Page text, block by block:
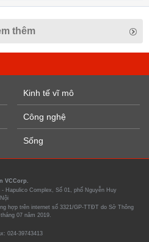
thêm
Kinh tế vĩ mô
Công nghệ
Sống
VCCorp.
Hapulico Complex, Số 01, phố Nguyễn Huy
hợp trên internet số 3321/GP-TTĐT do Sở Thông
07 năm 2019.
024-39743413